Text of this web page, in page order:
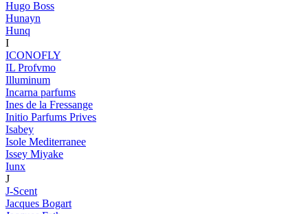
Hugo Boss
Hunayn
Hunq
I
ICONOFLY
IL Profvmo
Illuminum
Incarna parfums
Ines de la Fressange
Initio Parfums Prives
Isabey
Isole Mediterranee
Issey Miyake
Iunx
J
J-Scent
Jacques Bogart